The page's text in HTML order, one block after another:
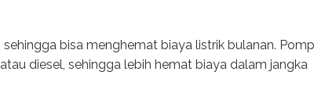
bisa menghemat biaya listrik bulanan.
diesel, sehingga lebih hemat biaya dalam jangka